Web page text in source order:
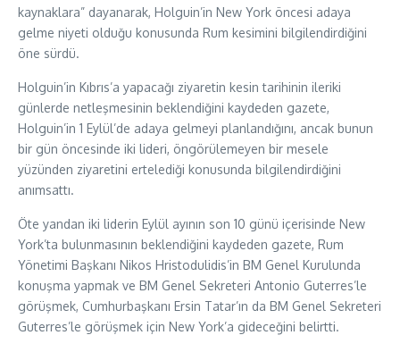
kaynaklara” dayanarak, Holguin’in New York öncesi adaya
gelme niyeti olduğu konusunda Rum kesimini bilgilendirdiğini
öne sürdü.
Holguin’in Kıbrıs’a yapacağı ziyaretin kesin tarihinin ileriki
günlerde netleşmesinin beklendiğini kaydeden gazete,
Holguin’in 1 Eylül’de adaya gelmeyi planlandığını, ancak bunun
bir gün öncesinde iki lideri, öngörülemeyen bir mesele
yüzünden ziyaretini ertelediği konusunda bilgilendirdiğini
anımsattı.
Öte yandan iki liderin Eylül ayının son 10 günü içerisinde New
York’ta bulunmasının beklendiğini kaydeden gazete, Rum
Yönetimi Başkanı Nikos Hristodulidis’in BM Genel Kurulunda
konuşma yapmak ve BM Genel Sekreteri Antonio Guterres’le
görüşmek, Cumhurbaşkanı Ersin Tatar’ın da BM Genel Sekreteri
Guterres’le görüşmek için New York’a gideceğini belirtti.